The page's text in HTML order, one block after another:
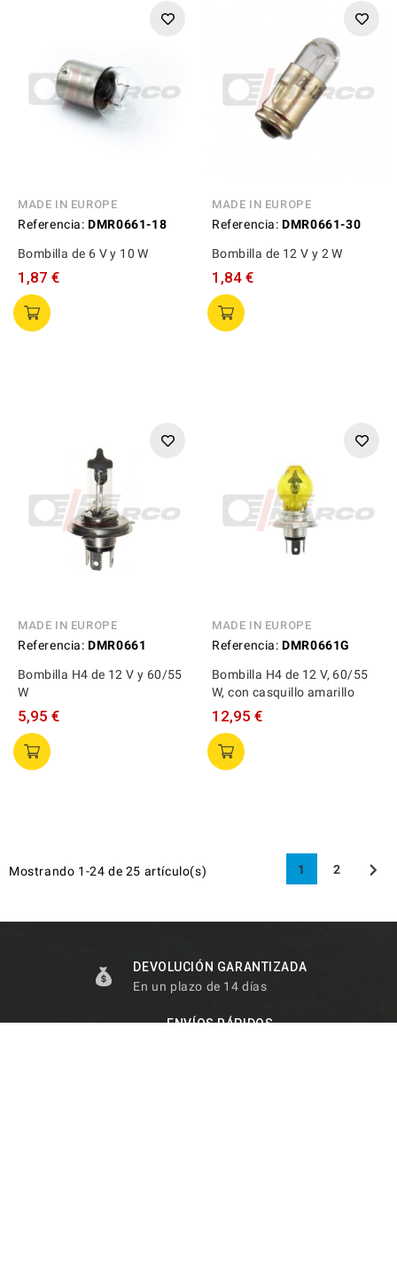
MADE IN EUROPE
Referencia: DMR0661-18
Bombilla de 6 V y 10 W
1,87 €
MADE IN EUROPE
Referencia: DMR0661-30
Bombilla de 12 V y 2 W
1,84 €
MADE IN EUROPE
Referencia: DMR0661
Bombilla H4 de 12 V y 60/55
W
5,95 €
MADE IN EUROPE
Referencia: DMR0661G
Bombilla H4 de 12 V, 60/55
W, con casquillo amarillo
12,95 €
Mostrando 1-24 de 25 artículo(s) 1 2 
DEVOLUCIÓN GARANTIZADA
En un plazo de 14 días
ENVÍOS RÁPIDOS